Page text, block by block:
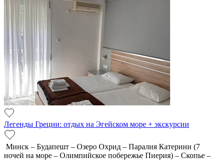
Легенды Греции: отдых на Эгейском море + экскурсии
Минск – Будапешт – Озеро Охрид – Паралия Катерини (7
ночей на море – Олимпийское побережье Пиерия) – Скопье –